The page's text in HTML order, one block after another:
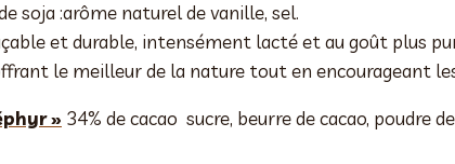
soja :arôme naturel de vanille, sel.
et durable, intensément lacté et au goût plus
le meilleur de la nature tout en encourageant
» 34% de cacao sucre, beurre de cacao,